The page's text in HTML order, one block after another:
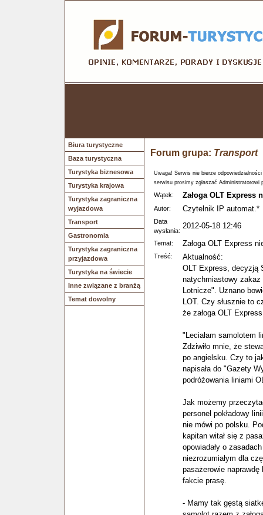
Biura turystyczne
Baza turystyczna
Turystyka biznesowa
Turystyka krajowa
Turystyka zagraniczna
wyjazdowa
Transport
Gastronomia
Turystyka zagraniczna
przyjazdowa
Turystyka na świecie
Inne związane z branżą
Temat dowolny
Forum grupa: Transport
Uwaga! Serwis nie bierze
serwisu prosimy zgłaszać Administratorowi
Wątek: Załoga OLT Express
Autor: Czytelnik IP automat.*
Data
wysłania:
2012-05-18 12:46
Temat: Załoga OLT Express
Treść:
Aktualność:
OLT Express, decyzją
natychmiastowy
Lotnicze". Uznano
LOT. Czy słusznie to
że załoga OLT
"Leciałam samolotem
Zdziwiło mnie, że
po angielsku. Czy to
napisała do "Gazety
podróżowania liniami
Jak możemy
personel pokładowy
nie mówi po polsku.
kapitan witał się z
opowiadały o
niezrozumiałym dla
pasażerowie
fakcie prasę.
- Mamy tak gęstą